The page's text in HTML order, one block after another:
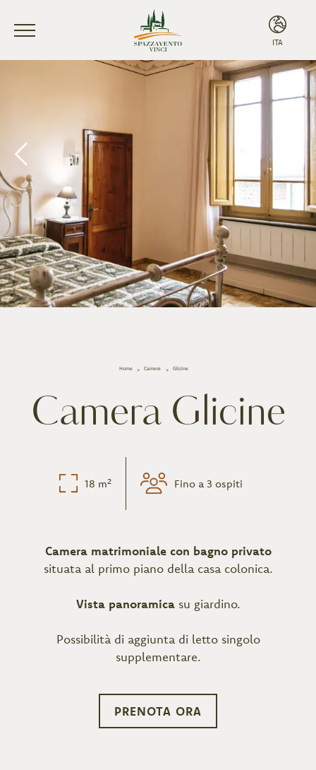
ITA
ITA
Home Camere Glicine
Camera Glicine
18 m² Fino a 3 ospiti
Camera matrimoniale con bagno privato
situata al primo piano della casa colonica.
Vista panoramicasu giardino.
Possibilità di aggiunta di letto singolo
supplementare.
PRENOTA ORA